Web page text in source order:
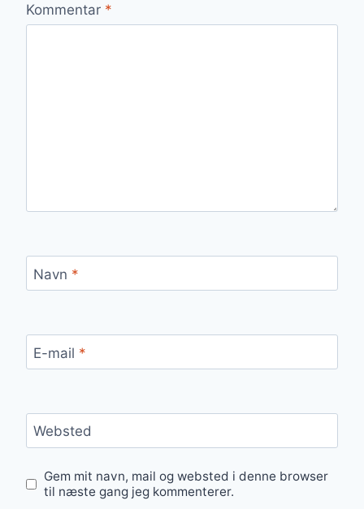
Kommentar *
Navn *
E-mail *
Websted
Gem mit navn, mail og websted i denne browser
til næste gang jeg kommenterer.